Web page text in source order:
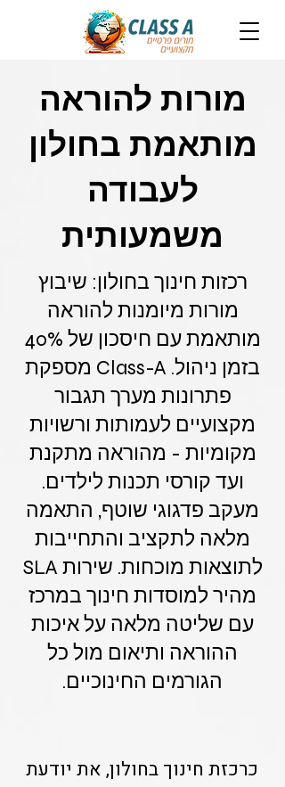
מורות להוראה
מותאמת בחולון
לעבודה
משמעותית
רכזות חינוך בחולון: שיבוץ
מורות מיומנות להוראה
מותאמת עם חיסכון של 40%
בזמן ניהול. Class-A מספקת
פתרונות מערך תגבור
מקצועיים לעמותות ורשויות
מקומיות - מהוראה מתקנת
ועד קורסי תכנות לילדים.
מעקב פדגוגי שוטף, התאמה
מלאה לתקציב והתחייבות
לתוצאות מוכחות. שירות SLA
מהיר למוסדות חינוך במרכז
עם שליטה מלאה על איכות
ההוראה ותיאום מול כל
הגורמים החינוכיים.
כרכזת חינוך בחולון, את יודעת